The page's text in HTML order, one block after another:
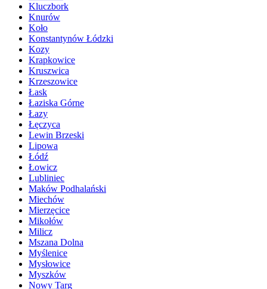
Kluczbork
Knurów
Koło
Konstantynów Łódzki
Kozy
Krapkowice
Kruszwica
Krzeszowice
Łask
Łaziska Górne
Łazy
Łęczyca
Lewin Brzeski
Lipowa
Łódź
Łowicz
Lubliniec
Maków Podhalański
Miechów
Mierzęcice
Mikołów
Milicz
Mszana Dolna
Myślenice
Mysłowice
Myszków
Nowy Targ